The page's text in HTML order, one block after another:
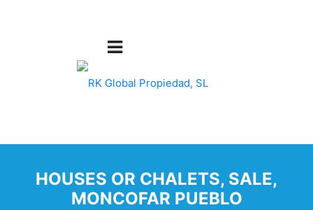
HOUSES OR CHALETS, SALE,
MONCOFAR PUEBLO